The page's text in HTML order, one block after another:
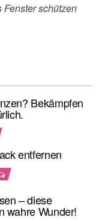
Fenster schützen
Bekämpfen
entfernen
– diese
wahre Wunder!